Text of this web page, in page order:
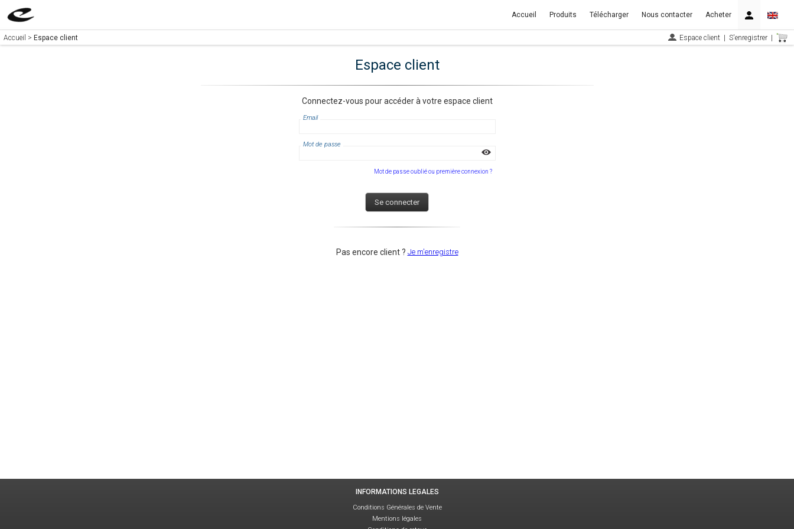
Accueil Produits Télécharger Nous contacter Acheter
Accueil > Espace client Espace client S'enregistrer
Espace client
Connectez-vous pour accéder à votre espace client
Email
Mot de passe
Pas encore client ? Je m'enregistre
INFORMATIONS LEGALES
Conditions Générales de Vente
Mentions légales